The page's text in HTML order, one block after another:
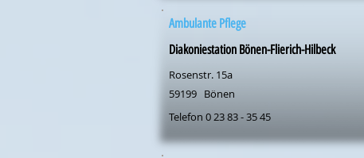
Ambulante Pflege
Diakoniestation Bönen-Flierich-Hilbeck
Rosenstr. 15a
59199 Bönen
Telefon 0 23 83 - 35 45